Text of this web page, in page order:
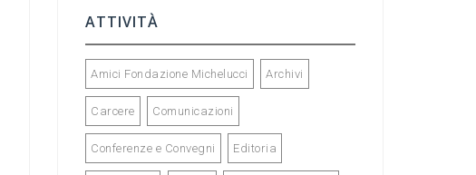
ATTIVITÀ
Amici Fondazione Michelucci Archivi
Carcere Comunicazioni
Conferenze e Convegni Editoria